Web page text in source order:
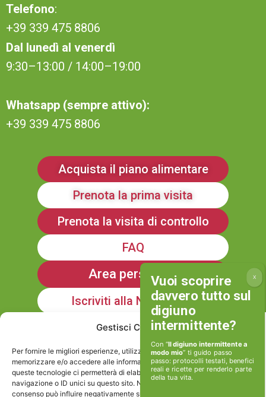
Gestisci Consenso
Per fornire le migliori esperienze, utilizziamo tecnologie come i cookie per
memorizzare e/o accedere alle informazioni del dispositivo. Il consenso a
queste tecnologie ci permetterà di elaborare dati come il comportamento di
navigazione o ID unici su questo sito. Non acconsentire o ritirare il
consenso può influire negativamente su alcune caratteristiche e funzioni.
Telefono:
+39 339 475 8806
Dal lunedì al venerdì
9:30–13:00 / 14:00–19:00
Whatsapp (sempre attivo):
+39 339 475 8806
Acquista il piano alimentare
Prenota la prima visita
Prenota la visita di controllo
FAQ
Area personale
Iscriviti alla Newsletter
Informativa sulla Privacy
Cookie policy
Con “Il digiuno intermittente a
modo mio” ti guido passo
passo: protocolli testati, benefici
reali e ricette per renderlo parte
della tua vita.